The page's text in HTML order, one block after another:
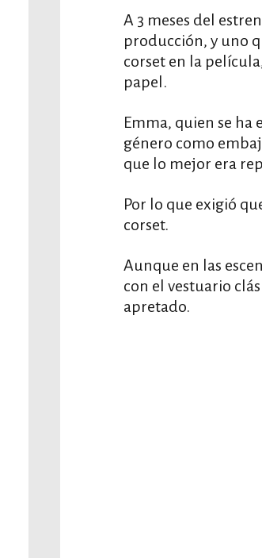
A 3 meses del
producción, y uno
corset en la
papel.
Emma, quien se
género como
que lo mejor era
Por lo que exigió
corset.
Aunque en las
con el vestuario
apretado.